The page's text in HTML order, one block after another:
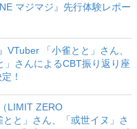
マジマジ』先行体験レポー
VTuber 「小雀とと」さん、
」さんによるCBT振り返り座
！
LIMIT ZERO
と」さん、「或世イヌ」さ